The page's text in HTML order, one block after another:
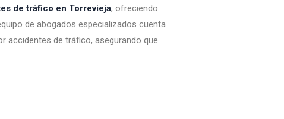
de tráfico en Torrevieja, ofreciendo
de abogados especializados cuenta
accidentes de tráfico, asegurando que